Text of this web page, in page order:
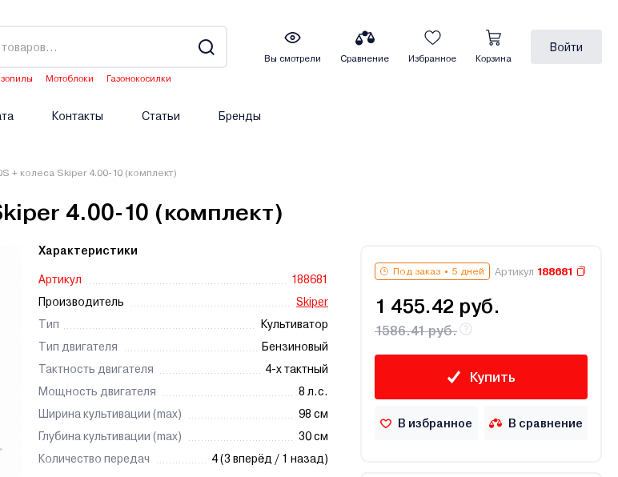
Мотоблоки
Газонокосилки
Вы смотрели Сравнение Избранное Корзина
Войти
Контакты Статьи Бренды
+ колеса Skiper 4.00-10 (комплект)
4.00-10 (комплект)
Характеристики
Артикул
188681
Производитель
Skiper
Тип
Культиватор
Тип двигателя
Бензиновый
Тактность двигателя
4-х тактный
Мощность двигателя
8 л.с.
Ширина культивации (max)
98 см
Глубина культивации (max)
30 см
Количество передач
4 (3 вперёд / 1 назад)
Под заказ 5 дней Артикул 188681
1 455.42 руб.
1586.41 руб.
Купить
В избранное В сравнение